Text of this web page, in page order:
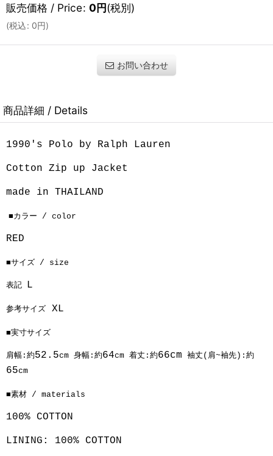
販売価格 / Price: 0円(税別)
(税込: 0円)
お問い合わせ
商品詳細 / Details
1990's Polo by Ralph Lauren
Cotton Zip up Jacket
made in THAILAND
■カラー / color
RED
■サイズ / size
表記 L
参考サイズ XL
■実寸サイズ
肩幅:約52.5cm 身幅:約64cm 着丈:約66cm 袖丈(肩~袖先):約
65cm
■素材 / materials
100% COTTON
LINING: 100% COTTON